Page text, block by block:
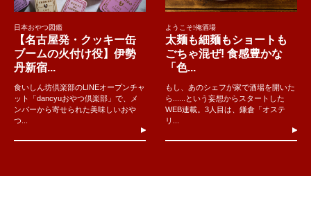
日本おやつ図鑑
【名古屋発・クッキー缶
ブームの火付け役】伊勢
丹新宿...
食いしん坊倶楽部のLINEオープンチャ
ット「dancyuおやつ倶楽部」で、メ
ンバーから寄せられた美味しいおや
つ...
ようこそ!俺酒場
太麺も細麺もショートも
ごちゃ混ぜ! 食感豊かな
「色...
もし、あのシェフが家で酒場を開いた
ら......という妄想からスタートした
WEB連載。3人目は、鎌倉「オステ
リ...